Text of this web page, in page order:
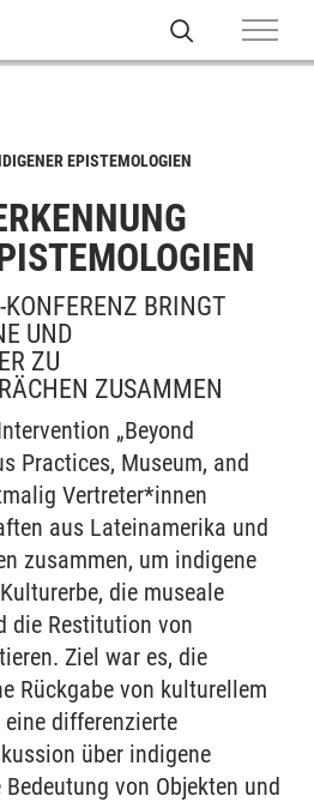
EPISTEMOLOGIEN
BRINGT
UND
ZU
ZUSAMMEN
„Beyond
Practices, Museum, and
Vertreter*innen
aus Lateinamerika und
zusammen, um indigene
die museale
die Restitution von
Ziel war es, die
Rückgabe von kulturellem
differenzierte
über indigene
von Objekten und